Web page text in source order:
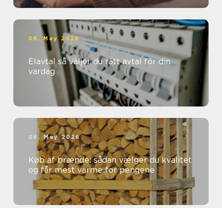
08. May 2026
Elavtal så väljer du rätt avtal för din
vardag
06. May 2026
Køb af brænde: sådan vælger du kvalitet
og får mest varme for pengene